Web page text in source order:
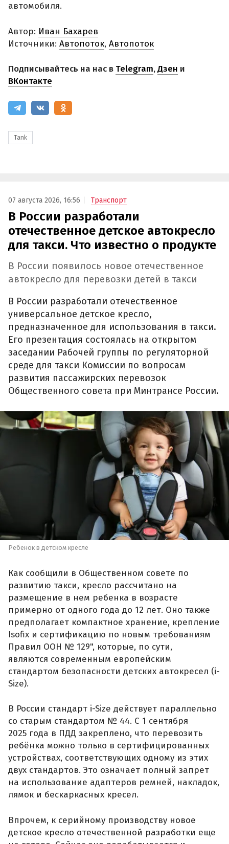
автомобиля.
Автор: Иван Бахарев
Источники: Автопоток, Автопоток
Подписывайтесь на нас в Telegram,Дзен и
ВКонтакте
Tank
07 августа 2026, 16:56 Транспорт
В России разработали
отечественное детское автокресло
для такси. Что известно о продукте
В России появилось новое отечественное
автокресло для перевозки детей в такси
В России разработали отечественное
универсальное детское кресло,
предназначенное для использования в такси.
Его презентация состоялась на открытом
заседании Рабочей группы по регуляторной
среде для такси Комиссии по вопросам
развития пассажирских перевозок
Общественного совета при Минтрансе России.
Ребенок в детском кресле
Как сообщили в Общественном совете по
развитию такси, кресло рассчитано на
размещение в нем ребенка в возрасте
примерно от одного года до 12 лет. Оно также
предполагает компактное хранение, крепление
Isofix и сертификацию по новым требованиям
Правил ООН № 129", которые, по сути,
являются современным европейским
стандартом безопасности детских автокресел (i-
Size).
В России стандарт i-Size действует параллельно
со старым стандартом № 44. С 1 сентября
2025 года в ПДД закреплено, что перевозить
ребёнка можно только в сертифицированных
устройствах, соответствующих одному из этих
двух стандартов. Это означает полный запрет
на использование адаптеров ремней, накладок,
лямок и бескаркасных кресел.
Впрочем, к серийному производству новое
детское кресло отечественной разработки еще